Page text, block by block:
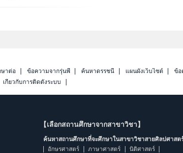
ษาต่อ ข้อความจากรุ่นพี่ ค้นหาดรรชนี แผนผังเว็บไซต์
ข้อ
เกี่ยวกับการติดตั้งระบบ
【เลือกสถานศึกษาจากสาขาวิชา】
ค้นหาสถานศึกษาที่จะศึกษาในสาขาวิชาสายศิลปศาสต
อักษรศาสตร์
ภาษาศาสตร์
นิติศาสตร์